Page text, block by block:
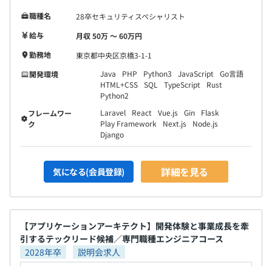
職種名
28卒セキュリティスペシャリスト
給与
月収 50万 〜 60万円
勤務地
東京都中央区京橋3-1-1
開発環境
Java PHP Python3 JavaScript
Go言語
HTML+CSS SQL TypeScript
Rust
Python2
フレームワー
ク
Laravel React Vue.js Gin
Flask
Play Framework
Next.js
Node.js
Django
気になる(会員登録) 詳細を見る
【アプリケーションアーキテクト】開発体験と事業成長を牽
引するテックリード候補／専門職種エンジニアコース
2028年卒
説明会求人